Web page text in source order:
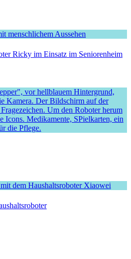
Ricky im Einsatz im Seniorenheim